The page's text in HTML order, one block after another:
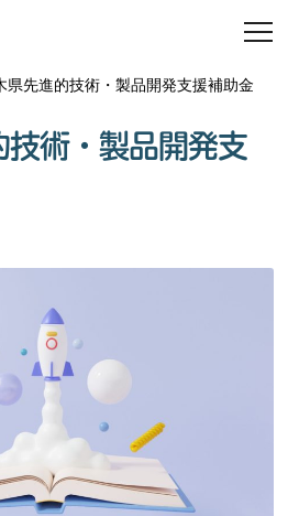
会員登録
ログイン
県先進的技術・製品開発支援補助金
技術・製品開発支